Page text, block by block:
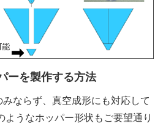
ーを製作する方法
ならず、真空成形にも対応して
ようなホッパー形状もご要望通り